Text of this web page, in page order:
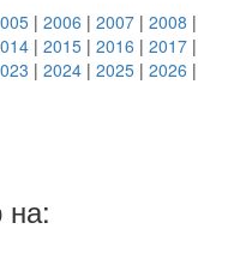
| 2006 | 2007 | 2008 |
| 2015 | 2016 | 2017 |
| 2024 | 2025 | 2026 |
на: